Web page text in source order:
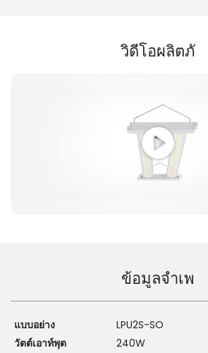
วิดีโอผลิตภั
ข้อมูลจำเพ
แบบอย่าง
LPU2S-SO
วัตต์เอาท์พุต
240W